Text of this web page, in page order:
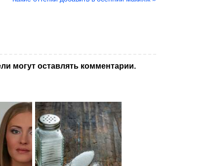
могут оставлять комментарии.